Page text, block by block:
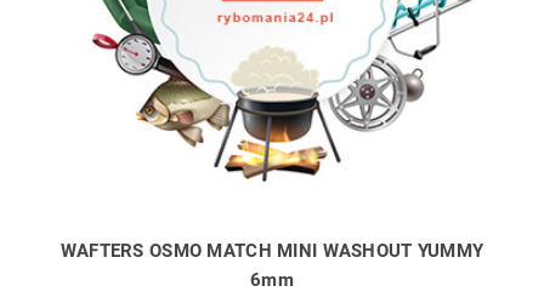
WAFTERS OSMO MATCH MINI WASHOUT YUMMY
6mm